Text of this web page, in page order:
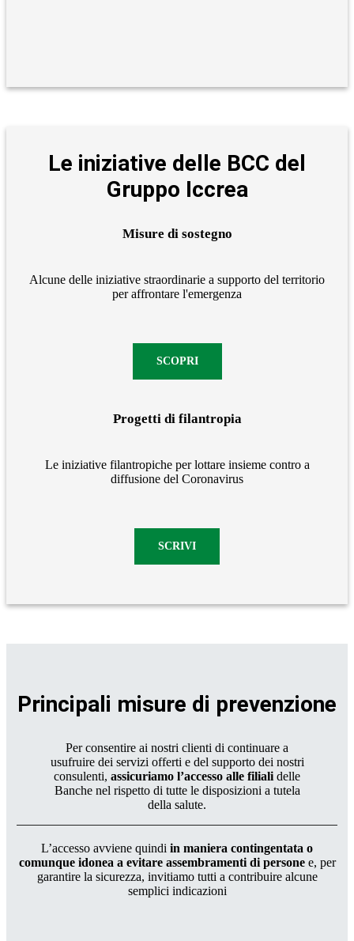
Le iniziative delle BCC del
Gruppo Iccrea
Misure di sostegno
Alcune delle iniziative straordinarie a supporto del territorio
per affrontare l'emergenza
SCOPRI
Progetti di filantropia
Le iniziative filantropiche per lottare insieme contro a
diffusione del Coronavirus
SCRIVI
Principali misure di prevenzione
Per consentire ai nostri clienti di continuare a
usufruire dei servizi offerti e del supporto dei nostri
consulenti, assicuriamo l’accesso alle filiali delle
Banche nel rispetto di tutte le disposizioni a tutela
della salute.
L’accesso avviene quindi in maniera contingentata o
comunque idonea a evitare assembramenti di personee, per
garantire la sicurezza, invitiamo tutti a contribuire alcune
semplici indicazioni